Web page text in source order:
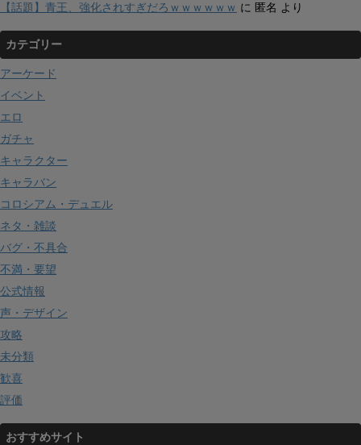
【話題】青王、強化されすぎだろｗｗｗｗｗｗ に 匿名 より
カテゴリー
アーケード
イベント
エロ
ガチャ
キャラクター
キャラバン
コロシアム・デュエル
ネタ・雑談
バグ・不具合
不満・要望
公式情報
声・デザイン
攻略
未分類
歓喜
評価
おすすめサイト